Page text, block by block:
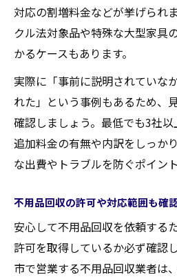
対応の割増料金などが挙げられ
クル法対象品や特殊な大型家具
かるケースもあります。
実際に「事前に説明されていな
れた」という事例もあるため、
確認しましょう。最低でも3社以
追加料金の有無や内訳をしっか
な出費やトラブルを防ぐポイント
不用品回収の許可や対応範囲も確
安心して不用品回収を依頼する
許可を取得しているか必ず確認
市で営業する不用品回収業者は